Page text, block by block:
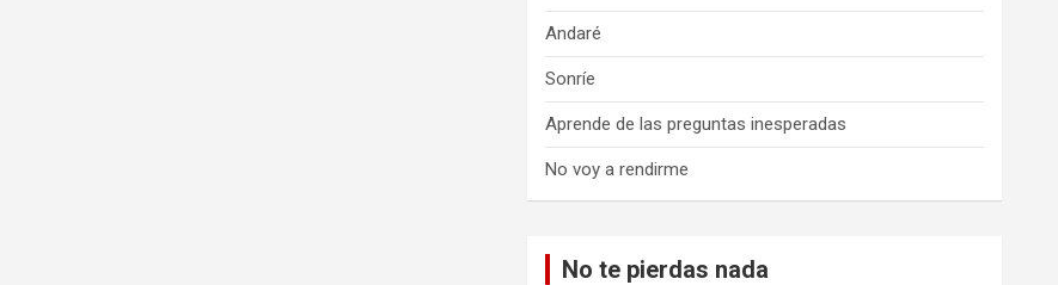
Andaré
Sonríe
Aprende de las preguntas inesperadas
No voy a rendirme
No te pierdas nada